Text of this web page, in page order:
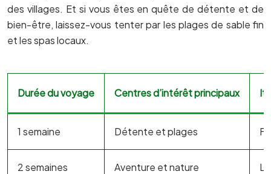
des villages. Et si vous êtes en quête de détente et de
bien-être, laissez-vous tenter par les plages de sable fin
et les spas locaux.
Durée du voyage Centres d’intérêt principaux
1 semaine Détente et plages
2 semaines Aventure et nature